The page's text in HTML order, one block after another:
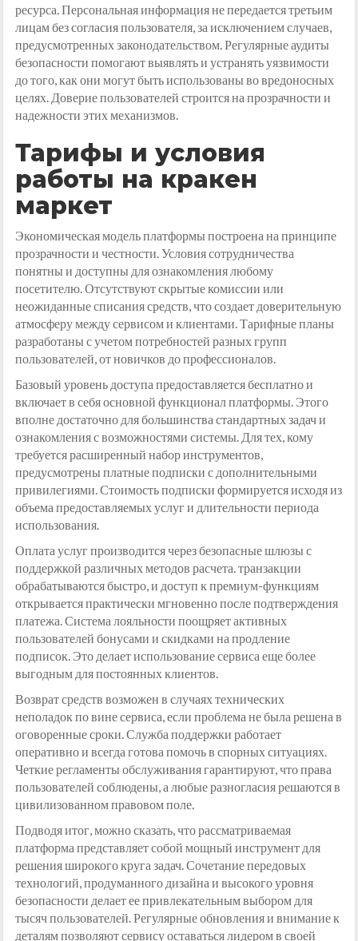
ресурса. Персональная информация не передается третьим
лицам без согласия пользователя, за исключением случаев,
предусмотренных законодательством. Регулярные аудиты
безопасности помогают выявлять и устранять уязвимости
до того, как они могут быть использованы во вредоносных
целях. Доверие пользователей строится на прозрачности и
надежности этих механизмов.
Тарифы и условия
работы на кракен
маркет
Экономическая модель платформы построена на принципе
прозрачности и честности. Условия сотрудничества
понятны и доступны для ознакомления любому
посетителю. Отсутствуют скрытые комиссии или
неожиданные списания средств, что создает доверительную
атмосферу между сервисом и клиентами. Тарифные планы
разработаны с учетом потребностей разных групп
пользователей, от новичков до профессионалов.
Базовый уровень доступа предоставляется бесплатно и
включает в себя основной функционал платформы. Этого
вполне достаточно для большинства стандартных задач и
ознакомления с возможностями системы. Для тех, кому
требуется расширенный набор инструментов,
предусмотрены платные подписки с дополнительными
привилегиями. Стоимость подписки формируется исходя из
объема предоставляемых услуг и длительности периода
использования.
Оплата услуг производится через безопасные шлюзы с
поддержкой различных методов расчета. транзакции
обрабатываются быстро, и доступ к премиум-функциям
открывается практически мгновенно после подтверждения
платежа. Система лояльности поощряет активных
пользователей бонусами и скидками на продление
подписок. Это делает использование сервиса еще более
выгодным для постоянных клиентов.
Возврат средств возможен в случаях технических
неполадок по вине сервиса, если проблема не была решена в
оговоренные сроки. Служба поддержки работает
оперативно и всегда готова помочь в спорных ситуациях.
Четкие регламенты обслуживания гарантируют, что права
пользователей соблюдены, а любые разногласия решаются в
цивилизованном правовом поле.
Подводя итог, можно сказать, что рассматриваемая
платформа представляет собой мощный инструмент для
решения широкого круга задач. Сочетание передовых
технологий, продуманного дизайна и высокого уровня
безопасности делает ее привлекательным выбором для
тысяч пользователей. Регулярные обновления и внимание к
деталям позволяют сервису оставаться лидером в своей